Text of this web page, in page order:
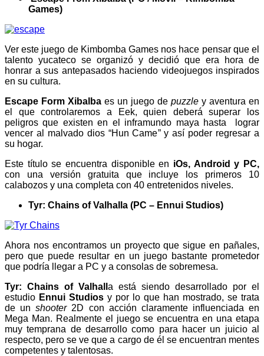
Games)
Ver este juego de Kimbomba Games nos hace pensar que el
talento yucateco se organizó y decidió que era hora de
honrar a sus antepasados haciendo videojuegos inspirados
en su cultura.
Escape Form Xibalba es un juego de puzzle y aventura en
el que controlaremos a Eek, quien deberá superar los
peligros que existen en el inframundo maya hasta lograr
vencer al malvado dios “Hun Came” y así poder regresar a
su hogar.
Este título se encuentra disponible en iOs, Android y PC,
con una versión gratuita que incluye los primeros 10
calabozos y una completa con 40 entretenidos niveles.
Tyr: Chains of Valhalla (PC – Ennui Studios)
Ahora nos encontramos un proyecto que sigue en pañales,
pero que puede resultar en un juego bastante prometedor
que podría llegar a PC y a consolas de sobremesa.
Tyr: Chains of Valhall a está siendo desarrollado por el
estudio Ennui Studios y por lo que han mostrado, se trata
de unshooter2D con acción claramente influenciada en
Mega Man. Realmente el juego se encuentra en una etapa
muy temprana de desarrollo como para hacer un juicio al
respecto, pero se ve que a cargo de él se encuentran mentes
competentes y talentosas.